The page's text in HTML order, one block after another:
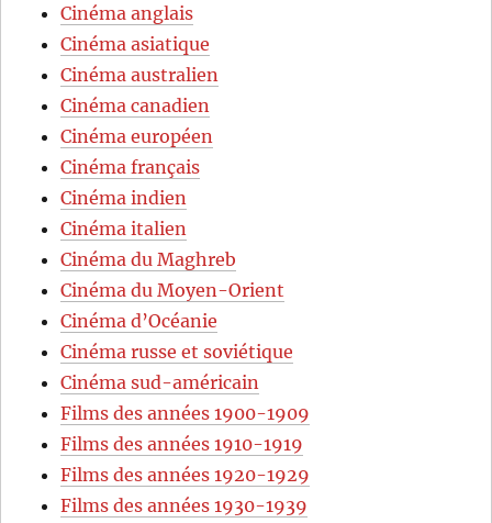
Cinéma anglais
Cinéma asiatique
Cinéma australien
Cinéma canadien
Cinéma européen
Cinéma français
Cinéma indien
Cinéma italien
Cinéma du Maghreb
Cinéma du Moyen-Orient
Cinéma d’Océanie
Cinéma russe et soviétique
Cinéma sud-américain
Films des années 1900-1909
Films des années 1910-1919
Films des années 1920-1929
Films des années 1930-1939